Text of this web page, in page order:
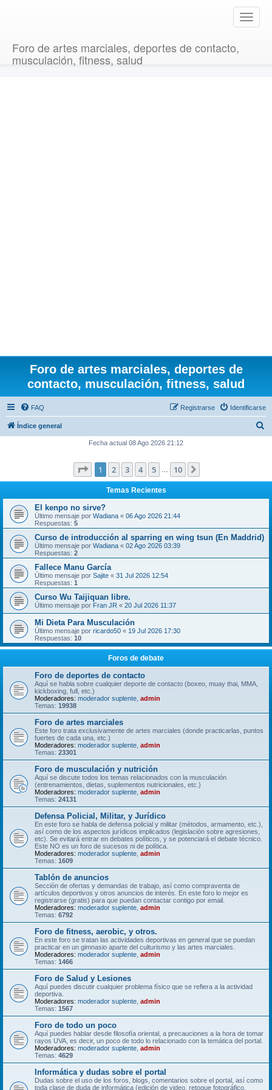
T
o
Foro de artes marciales, deportes de contacto,
musculación, fitness, salud
Foro de artes marciales, deportes de
contacto, musculación, fitness, salud
FAQ Identificarse
Registrarse
Índice general
a
r
Fecha actual 08 Ago 2026 21:12
Página de 10
1 2 3 4 5 10
Temas Recientes
El kenpo no sirve?
Último mensaje por Wadiana « 06 Ago 2026 21:44
Respuestas: 5
Curso de introducción al sparring en wing tsun (En Maddrid)
Último mensaje por Wadiana « 02 Ago 2026 03:39
Respuestas: 2
Fallece Manu García
Último mensaje por Sajite « 31 Jul 2026 12:54
Respuestas: 1
Curso Wu Taijiquan libre.
Último mensaje por Fran JR « 20 Jul 2026 11:37
Mi Dieta Para Musculación
Último mensaje por ricardo50 « 19 Jul 2026 17:30
Respuestas: 10
Foros de debate
Foro de deportes de contacto
Aquí se habla sobre cualquier deporte de contacto (boxeo, muay thai, MMA,
kickboxing, full, etc.)
Moderadores: moderador suplente admin
Temas: 19938
Foro de artes marciales
Este foro trata exclusivamente de artes marciales (donde practicarlas, puntos
fuertes de cada una, etc.)
Moderadores: moderador suplente admin
Temas: 23301
Foro de musculación y nutrición
Aquí se discute todos los temas relacionados con la musculación
(entrenamientos, dietas, suplementos nutricionales, etc.)
Moderadores: moderador suplente admin
Temas: 24131
Defensa Policial, Militar, y Jurídico
En este foro se habla de defensa policial y militar (métodos, armamento, etc.),
así como de los aspectos jurídicos implicados (legislación sobre agresiones,
etc). Se evitará entrar en debates políticos, y se potenciará el debate técnico.
Este NO es un foro de sucesos ni de política.
Moderadores: moderador suplente admin
Temas: 1609
Tablón de anuncios
Sección de ofertas y demandas de trabajo, así como compraventa de
artículos deportivos y otros anuncios de interés. En este foro lo mejor es
registrarse (gratis) para que puedan contactar contigo por email.
Moderadores: moderador suplente admin
Temas: 6792
Foro de fitness, aerobic, y otros.
En este foro se tratan las actividades deportivas en general que se puedan
practicar en un gimnasio aparte del culturismo y las artes marciales.
Moderadores: moderador suplente admin
Temas: 1466
Foro de Salud y Lesiones
Aquí puedes discutir cualquier problema físico que se refiera a la actividad
deportiva.
Moderadores: moderador suplente admin
Temas: 1567
Foro de todo un poco
Aquí puedes hablar desde filosofía oriental, a precauciones a la hora de tomar
rayos UVA, es decir, un poco de todo lo relacionado con la temática del portal.
Moderadores: moderador suplente admin
Temas: 4629
Informática y dudas sobre el portal
Dudas sobre el uso de los foros, blogs, comentarios sobre el portal, así como
toda clase de duda de informática (edición de video, retoque fotográfico,